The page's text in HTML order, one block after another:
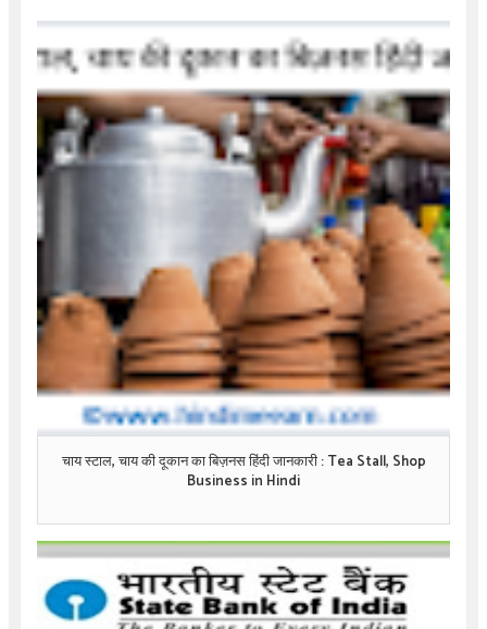
चाय स्टाल, चाय की दूकान का बिज़नस हिंदी जानकारी : Tea Stall, Shop
Business in Hindi